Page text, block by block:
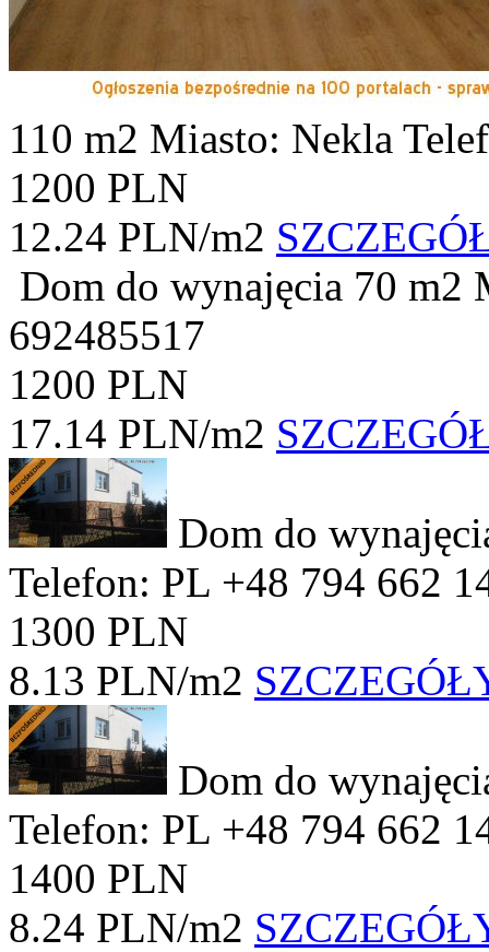
110 m2 Miasto: Nekla
1200 PLN
12.24 PLN/m2
Dom do wynajęcia 70 m2
692485517
1200 PLN
17.14 PLN/m2
Dom do
Telefon: PL +48 794 662
1300 PLN
8.13 PLN/m2
Dom do
Telefon: PL +48 794 662
1400 PLN
8.24 PLN/m2